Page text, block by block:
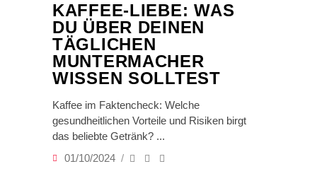
KAFFEE-LIEBE: WAS
DU ÜBER DEINEN
TÄGLICHEN
MUNTERMACHER
WISSEN SOLLTEST
Kaffee im Faktencheck: Welche
gesundheitlichen Vorteile und Risiken birgt
das beliebte Getränk?
01/10/2024